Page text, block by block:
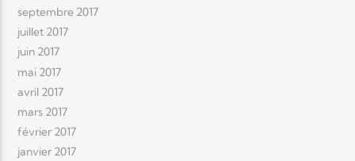
septembre 2017
juillet 2017
juin 2017
mai 2017
avril 2017
mars 2017
février 2017
janvier 2017